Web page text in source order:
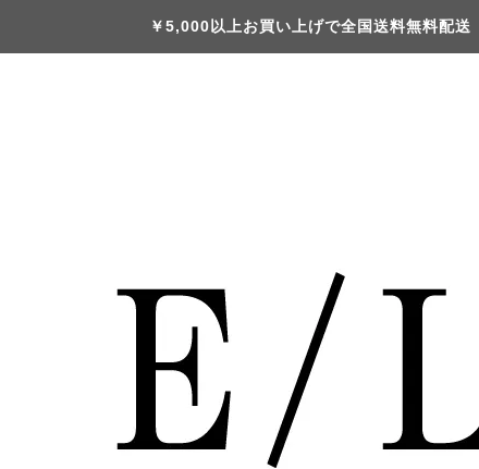
￥5,000以上お買い上げで全国送料無料配送